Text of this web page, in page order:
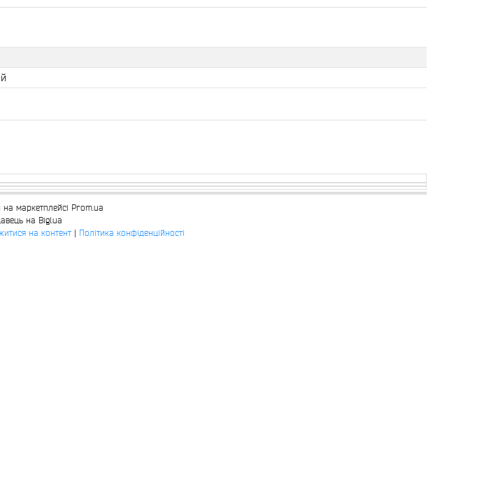
маркетплейсі Prom.ua
на Bigl.ua
на контент | Політика конфіденційності